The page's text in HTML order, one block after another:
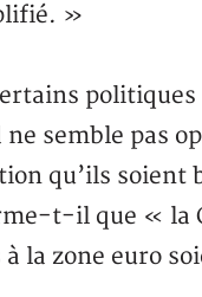
»
semble pas
qu’ils
t-il que « la
la zone euro